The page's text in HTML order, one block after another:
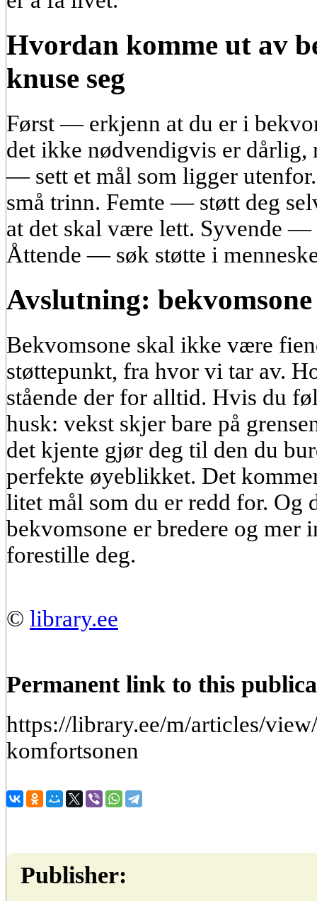
Hvordan komme ut av
knuse seg
Først — erkjenn at du er i
det ikke nødvendigvis er dårlig,
— sett et mål som ligger
små trinn. Femte — støtt deg
at det skal være lett. Syvende —
Åttende — søk støtte i
Avslutning:
Bekvomsone skal ikke være
støttepunkt, fra hvor vi tar av.
stående der for alltid. Hvis du
husk: vekst skjer bare på
det kjente gjør deg til den du
perfekte øyeblikket. Det
litet mål som du er redd for.
bekvomsone er bredere og mer
forestille deg.
© library.ee
Permanent link to this
https://library.ee/m/articles/
komfortsonen
Publisher: